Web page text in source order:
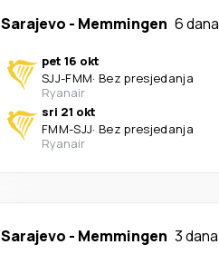
Sarajevo - Memmingen 6 dana
pet 16 okt
SJJ-FMM· Bez presjedanja
Ryanair
sri 21 okt
FMM-SJJ· Bez presjedanja
Ryanair
Sarajevo - Memmingen 3 dana